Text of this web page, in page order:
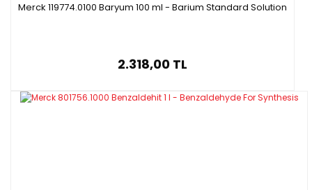
Merck 119774.0100 Baryum 100 ml - Barium Standard Solution
2.318,00 TL